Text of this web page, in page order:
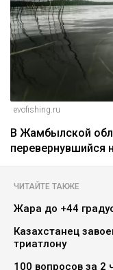
evofishing.ru
В Жамбылской
перевернувшийся
ЧИТАЙТЕ ТАКЖЕ
Жара до +44
Казахстанец
триатлону
100 вопросов за 2